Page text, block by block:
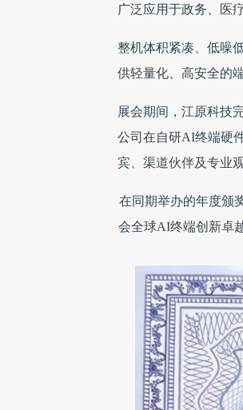
广泛应用于政务、医
整机体积紧凑、低噪
供轻量化、高安全的
展会期间，江原科技
公司在自研AI终端硬
宾、渠道伙伴及专业
在同期举办的年度颁
会全球AI终端创新卓